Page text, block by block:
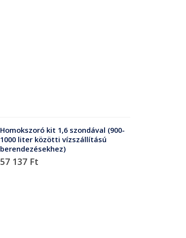
Homokszoró kit 1,6 szondával (900-
1000 liter közötti vízszállítású
berendezésekhez)
57 137 Ft